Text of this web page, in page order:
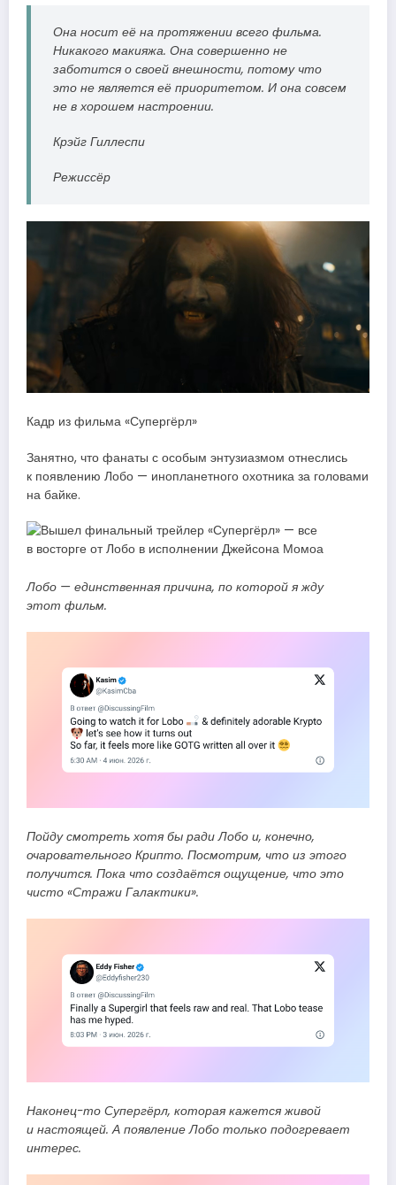
Она носит её на протяжении всего фильма.
Никакого макияжа. Она совершенно не
заботится о своей внешности, потому что
это не является её приоритетом. И она совсем
не в хорошем настроении.
Крэйг Гиллеспи
Режиссёр
Кадр из фильма «Супергёрл»
Занятно, что фанаты с особым энтузиазмом отнеслись
к появлению Лобо — инопланетного охотника за головами
на байке.
Лобо — единственная причина, по которой я жду
этот фильм.
Пойду смотреть хотя бы ради Лобо и, конечно,
очаровательного Крипто. Посмотрим, что из этого
получится. Пока что создаётся ощущение, что это
чисто «Стражи Галактики».
Наконец-то Супергёрл, которая кажется живой
и настоящей. А появление Лобо только подогревает
интерес.